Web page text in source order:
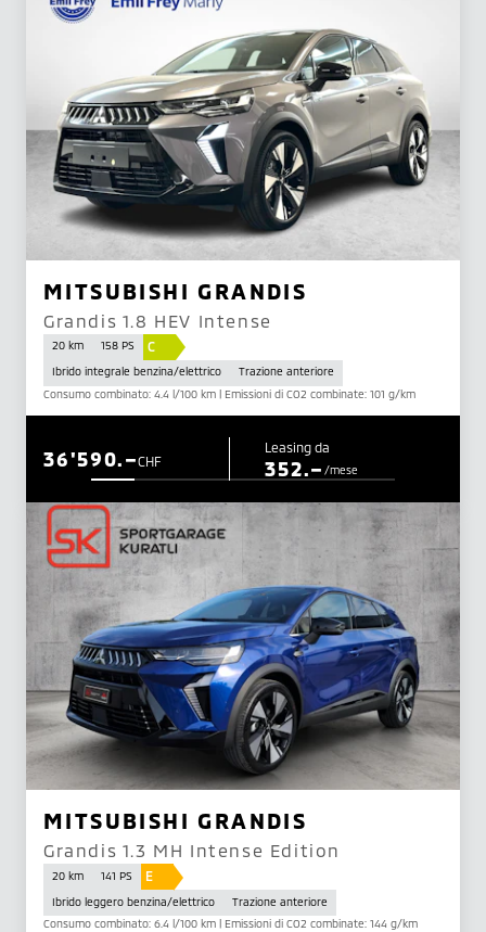
MITSUBISHI GRANDIS
Grandis 1.8 HEV Intense
20 km 158 PS C
Ibrido integrale benzina/elettrico
Trazione anteriore
Consumo combinato: 4.4 l/100 km | Emissioni di CO2 combinate: 101 g/km
CHF
36'590.– Leasing da
352.–/mese
MITSUBISHI GRANDIS
Grandis 1.3 MH Intense Edition
20 km 141 PS E
Ibrido leggero benzina/elettrico
Trazione anteriore
Consumo combinato: 6.4 l/100 km | Emissioni di CO2 combinate: 144 g/km